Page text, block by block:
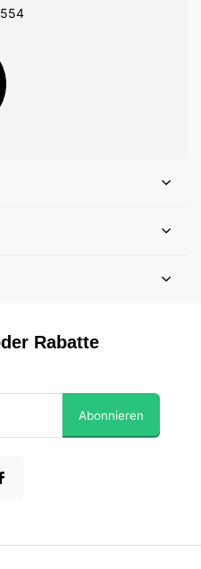
Rabatte
Abonnieren